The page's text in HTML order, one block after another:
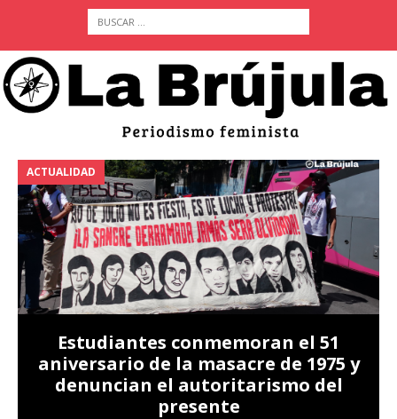
ACTUALIDAD
Estudiantes conmemoran el 51
aniversario de la masacre de 1975 y
denuncian el autoritarismo del
presente